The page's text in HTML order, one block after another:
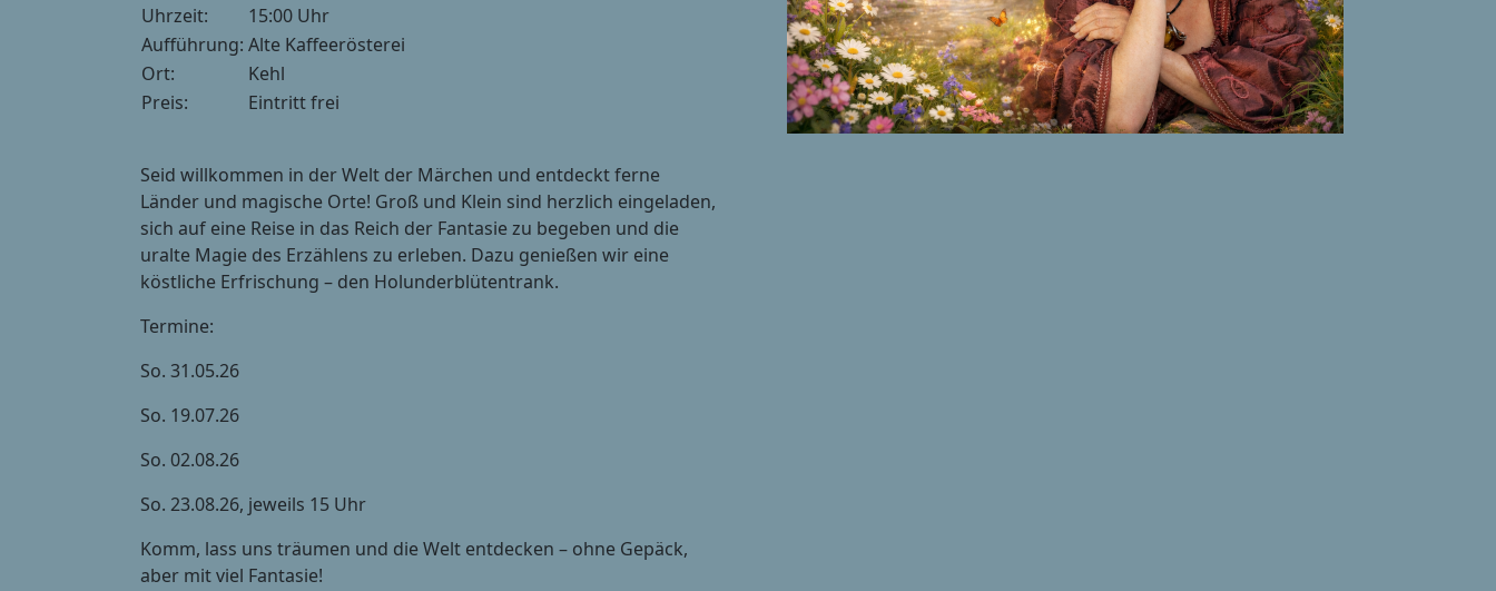
Uhrzeit:
15:00 Uhr
Aufführung: Alte Kaffeerösterei
Ort:
Kehl
Preis:
Eintritt frei
Seid willkommen in der Welt der Märchen und entdeckt ferne
Länder und magische Orte! Groß und Klein sind herzlich eingeladen,
sich auf eine Reise in das Reich der Fantasie zu begeben und die
uralte Magie des Erzählens zu erleben. Dazu genießen wir eine
köstliche Erfrischung – den Holunderblütentrank.
Termine:
So. 31.05.26
So. 19.07.26
So. 02.08.26
So. 23.08.26, jeweils 15 Uhr
Komm, lass uns träumen und die Welt entdecken – ohne Gepäck,
aber mit viel Fantasie!